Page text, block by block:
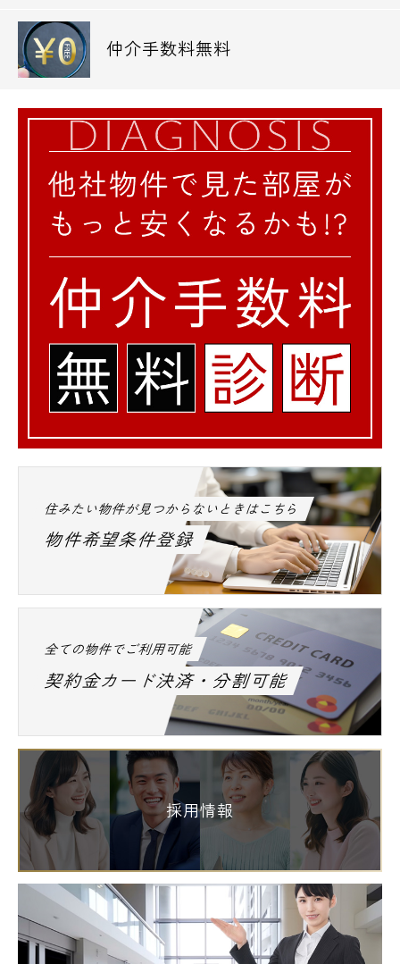
◆銀行
西京信用金庫南中野支店 759m
城南信用金庫中野支店 1,043m
きらぼし銀行中野支店 1,131m
◆公園
中野区立広町みらい公園 324m
帝釈天北広場緑地 709m
◆役所
中野区役所 2,087m
◆警察署、交番
中野警察署 1,788m
◆図書館
中野区立南台図書館 493m
都内全域の高級賃貸、ペット可レジデンス、
デザインマンションはエスアールホームにお
他社様ご紹介物件でも仲介手数料の無料診断
お気軽にお問い合わせ下さいませ。
仲介手数料無料
住みたい物件が見つからないときはこちら
物件希望条件登録
全ての物件でご利用可能
契約金カード決済・分割可能
採用情報